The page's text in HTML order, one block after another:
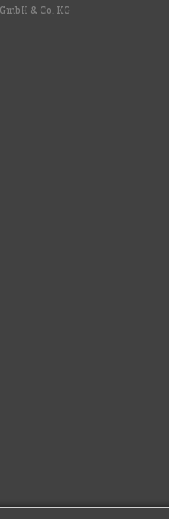
& Co. KG